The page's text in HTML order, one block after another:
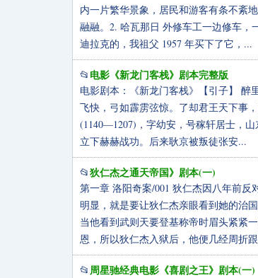
内一片繁华景象，居民和游客有条不紊
融融。2. 哈瓦那日 外修车工一边修车
迪拉克的，我祖父 1957 年买下了它，...
📂 电影《新龙门客栈》剧本完整版
电影剧本：《新龙门客栈》【引子】 醉
飞快，弓如霹雳弦惊。了却君王天下事
(1140—1207)，字幼安，号稼轩居士，
立下赫赫战功。后来耿京被叛徒张安...
📂狄仁杰之通天帝国》剧本(一)
第一章 洛阳奇案/001 狄仁杰因八年前
明显，就是要让狄仁杰亲眼看到她的治
当他看到武则天要登基称帝时眉头紧紧
恩，所以狄仁杰入狱后，他便几经周折
📂 周星驰经典电影《喜剧之王》剧本(一)